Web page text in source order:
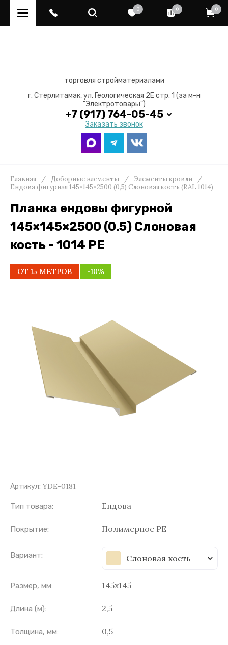
0 0 0
торговля стройматериалами
г. Стерлитамак, ул. Геологическая 2Е стр. 1 (за м-н
"Электротовары")
+7 (917) 764-05-45
Заказать звонок
Главная / Доборные элементы / Элементы кровли
/
Ендова фигурная 145×145×2500 (0,5) Слоновая кость (RAL 1014)
Планка ендовы фигурной
145×145×2500 (0.5) Слоновая
кость - 1014 PE
ОТ 15 МЕТРОВ -10%
Артикул: YDE-0181
Тип товара: Ендова
Покрытие: Полимерное PE
Вариант: Слоновая кость
Размер, мм: 145х145
Длина (м): 2,5
Толщина, мм: 0,5